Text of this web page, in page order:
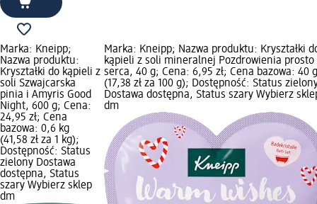
Marka: Kneipp;
Nazwa produktu:
Kryształki do kąpieli z
soli Szwajcarska
pinia i Amyris Good
Night, 600 g; Cena:
24,95 zł; Cena
bazowa: 0,6 kg
(41,58 zł za 1 kg);
Dostępność: Status
zielony Dostawa
dostępna, Status
szary Wybierz sklep
dm
Marka: Kneipp; Nazwa produktu: Kryształki
kąpieli z soli mineralnej Pozdrowienia prosto
serca, 40 g; Cena: 6,95 zł; Cena bazowa: 40 g
(17,38 zł za 100 g); Dostępność: Status
Dostawa dostępna, Status szary Wybierz
dm